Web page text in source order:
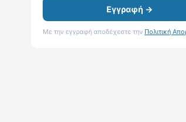
Εγγραφή →
Με την εγγραφή αποδέχεστε την Πολιτική